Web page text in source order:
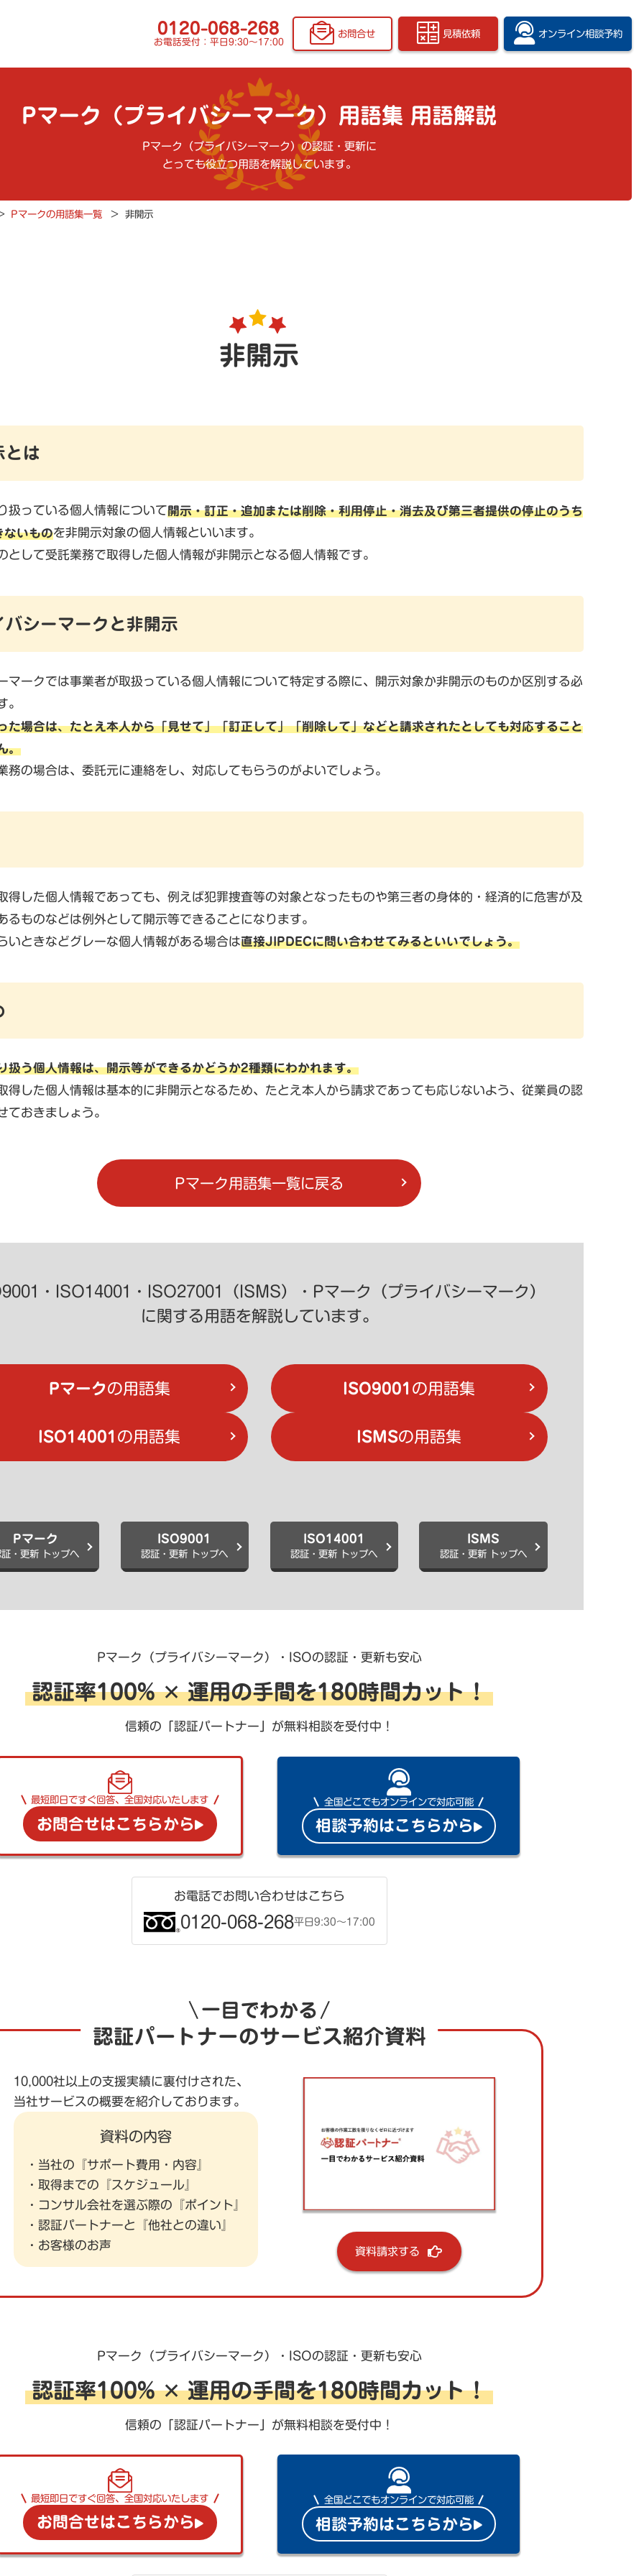
0120-068-268
お電話受付：平日9:30〜17:00
お問合せ 見積依頼 オンライン相談予約
Pマーク（プライバシーマーク）用語集 用語解説
Pマーク（プライバシーマーク）の認証・更新に
とっても役立つ用語を解説しています。
Pマークの用語集一覧 > 非開示
非開示
とは
扱っている個人情報について開示・訂正・追加または削除・利用停止・消去及び第三者提供の停止のうち
ないものを非開示対象の個人情報といいます。
として受託業務で取得した個人情報が非開示となる個人情報です。
バシーマークと非開示
マークでは事業者が取扱っている個人情報について特定する際に、開示対象か非開示のものか区別する必
。
た場合は、たとえ本人から「見せて」「訂正して」「削除して」などと請求されたとしても対応すること
。
務の場合は、委託元に連絡をし、対応してもらうのがよいでしょう。
得した個人情報であっても、例えば犯罪捜査等の対象となったものや第三者の身体的・経済的に危害が及
るものなどは例外として開示等できることになります。
いときなどグレーな個人情報がある場合は直接JIPDECに問い合わせてみるといいでしょう。
扱う個人情報は、開示等ができるかどうか2種類にわかれます。
得した個人情報は基本的に非開示となるため、たとえ本人から請求であっても応じないよう、従業員の認
ておきましょう。
Pマーク用語集一覧に戻る
・ISO14001・ISO27001（ISMS）・Pマーク（プライバシーマーク）
に関する用語を解説しています。
Pマークの用語集 ISO9001 の用語集
ISO14001 の用語集 ISMSの用語集
Pマーク
・更新 トップへ
ISO9001
認証・更新 トップへ
ISO14001
認証・更新 トップへ
ISMS
認証・更新 トップへ
Pマーク（プライバシーマーク）・ISOの認証・更新も安心
認証率100% ✕ 運用の手間を180時間カット！
信頼の「認証パートナー」が無料相談を受付中！
最短即日ですぐ回答、全国対応いたします
お問合せはこちらから
全国どこでもオンラインで対応可能
相談予約はこちらから
お電話でお問い合わせはこちら
0120-068-268平日9:30〜17:00
一目でわかる
認証パートナーのサービス紹介資料
資料請求する
10,000社以上の支援実績に裏付けされた、
当社サービスの概要を紹介しております。
資料の内容
・当社の『サポート費用・内容』
・取得までの『スケジュール』
・コンサル会社を選ぶ際の『ポイント』
・認証パートナーと『他社との違い』
・お客様のお声
Pマーク（プライバシーマーク）・ISOの認証・更新も安心
認証率100% ✕ 運用の手間を180時間カット！
信頼の「認証パートナー」が無料相談を受付中！
最短即日ですぐ回答、全国対応いたします
お問合せはこちらから
全国どこでもオンラインで対応可能
相談予約はこちらから